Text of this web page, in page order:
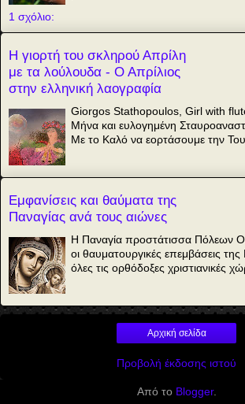
1 σχόλιο:
Η γιορτή του σκληρού Απρίλη
με τα λούλουδα - Ο Απρίλιος
στην ελληνική λαογραφία
Giorgos Stathopoulos, Girl with
Μήνα και ευλογημένη
Με το Καλό να εορτάσουμε την Του
Εμφανίσεις και θαύματα της
Παναγίας ανά τους αιώνες
Η Παναγία προστάτισσα Πόλεων Οι
οι θαυματουργικές επεμβάσεις
όλες τις ορθόδοξες χριστιανικές
Αρχική σελίδα
Προβολή έκδοσης ιστού
Από το Blogger.